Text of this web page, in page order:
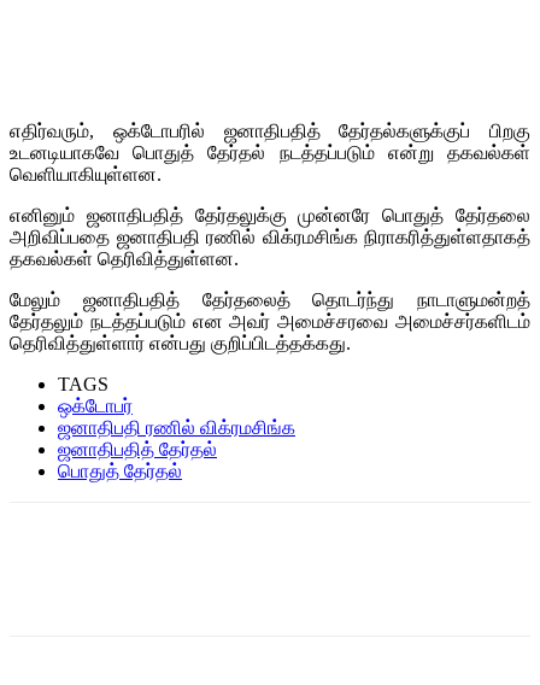
எதிர்வரும், ஒக்டோபரில் ஜனாதிபதித் தேர்தல்களுக்குப் பிறகு
உடனடியாகவே பொதுத் தேர்தல் நடத்தப்படும் என்று தகவல்கள்
வெளியாகியுள்ளன.
எனினும் ஜனாதிபதித் தேர்தலுக்கு முன்னரே பொதுத் தேர்தலை
அறிவிப்பதை ஜனாதிபதி ரணில் விக்ரமசிங்க நிராகரித்துள்ளதாகத்
தகவல்கள் தெரிவித்துள்ளன.
மேலும் ஜனாதிபதித் தேர்தலைத் தொடர்ந்து நாடாளுமன்றத்
தேர்தலும் நடத்தப்படும் என அவர் அமைச்சரவை அமைச்சர்களிடம்
தெரிவித்துள்ளார் என்பது குறிப்பிடத்தக்கது.
TAGS
ஒக்டோபர்
ஜனாதிபதி ரணில் விக்ரமசிங்க
ஜனாதிபதித் தேர்தல்
பொதுத் தேர்தல்